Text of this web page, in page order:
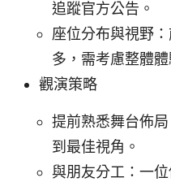
追蹤官方公告。
座位分布與視野
多，需考慮整體體
觀演策略
提前熟悉舞台佈
到最佳視角。
與朋友分工：一